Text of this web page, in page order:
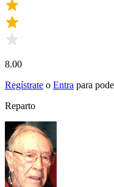
8.00
Regístrate o Entra para
Reparto